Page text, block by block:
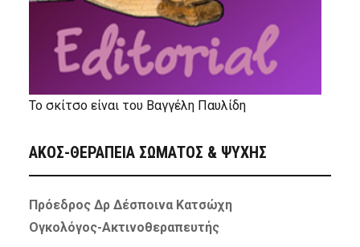
Το σκίτσο είναι του Βαγγέλη Παυλίδη
ΑΚΟΣ-ΘΕΡΑΠΕΙΑ ΣΩΜΑΤΟΣ & ΨΥΧΗΣ
Πρόεδρος Δρ Δέσποινα Κατσώχη
Ογκολόγος-Ακτινοθεραπευτής